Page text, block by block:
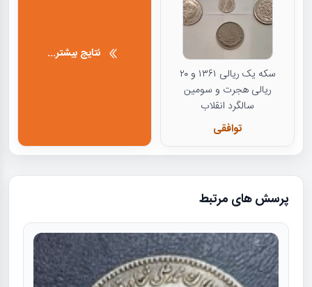
سکه یک ریالی ۱۳۶۱ و ۲۰
ریالی هجرت و سومین
سالگرد انقلاب
توافقی
نتایج بیشتر...
پرسش های مرتبط